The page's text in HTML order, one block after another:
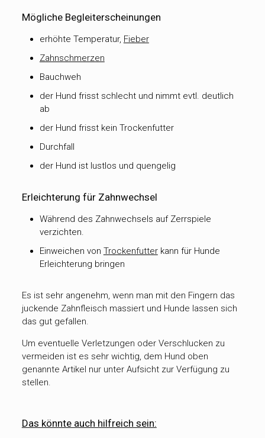
Mögliche Begleiterscheinungen
erhöhte Temperatur, Fieber
Zahnschmerzen
Bauchweh
der Hund frisst schlecht und nimmt evtl. deutlich
ab
der Hund frisst kein Trockenfutter
Durchfall
der Hund ist lustlos und quengelig
Erleichterung für Zahnwechsel
Während des Zahnwechsels auf Zerrspiele
verzichten.
Einweichen von Trockenfutterkann für Hunde
Erleichterung bringen
Es ist sehr angenehm, wenn man mit den Fingern das
juckende Zahnfleisch massiert und Hunde lassen sich
das gut gefallen.
Um eventuelle Verletzungen oder Verschlucken zu
vermeiden ist es sehr wichtig, dem Hund oben
genannte Artikel nur unter Aufsicht zur Verfügung zu
stellen.
Das könnte auch hilfreich sein: